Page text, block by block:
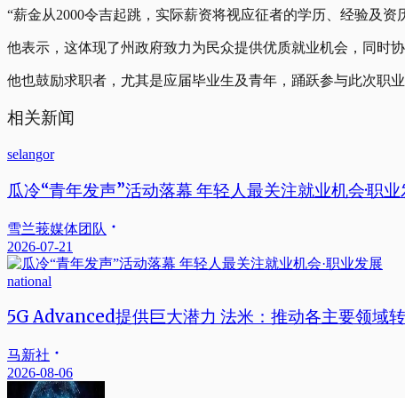
“薪金从2000令吉起跳，实际薪资将视应征者的学历、经验及资
他表示，这体现了州政府致力为民众提供优质就业机会，同时
他也鼓励求职者，尤其是应届毕业生及青年，踊跃参与此次职
相关新闻
selangor
瓜冷“青年发声”活动落幕 年轻人最关注就业机会·职业
雪兰莪媒体团队
2026-07-21
national
5G Advanced提供巨大潜力 法米：推动各主要领域
马新社
2026-08-06